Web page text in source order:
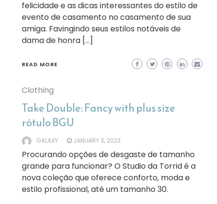
felicidade e as dicas interessantes do estilo de
evento de casamento no casamento de sua
amiga. Favingindo seus estilos notáveis de
dama de honra […]
READ MORE
Clothing
Take Double: Fancy with plus size
rótulo BGU
GALAXY JANUARY 3, 2023
Procurando opções de desgaste de tamanho
grande para funcionar? O Studio da Torrid é a
nova coleção que oferece conforto, moda e
estilo profissional, até um tamanho 30.